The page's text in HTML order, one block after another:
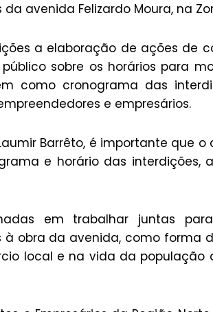
avenida Felizardo Moura, na
a elaboração de ações de
sobre os horários para
como cronograma das
e empresários.
Barrêto, é importante que
e horário das interdições,
em trabalhar juntas
obra da avenida, como forma
local e na vida da população